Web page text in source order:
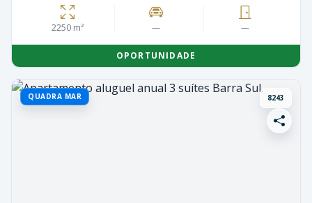
2250 m² — —
OPORTUNIDADE
QUADRA MAR 8243